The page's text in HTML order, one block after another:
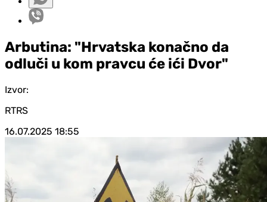
Arbutina: "Hrvatska konačno da
odluči u kom pravcu će ići Dvor"
Izvor:
RTRS
16.07.2025 18:55